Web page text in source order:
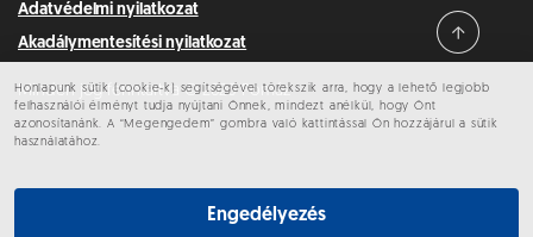
Honlapunk sütik (cookie-k) segítségével törekszik arra, hogy a lehető legjobb
felhasználói élményt tudja nyújtani Önnek, mindezt anélkül, hogy Önt
azonosítanánk. A “Megengedem” gombra való kattintással Ön hozzájárul a sütik
használatához.
Engedélyezés
Adatvédelmi nyilatkozat
Akadálymentesítési nyilatkozat
Minden jog fenntartva © 2026 Pomáz